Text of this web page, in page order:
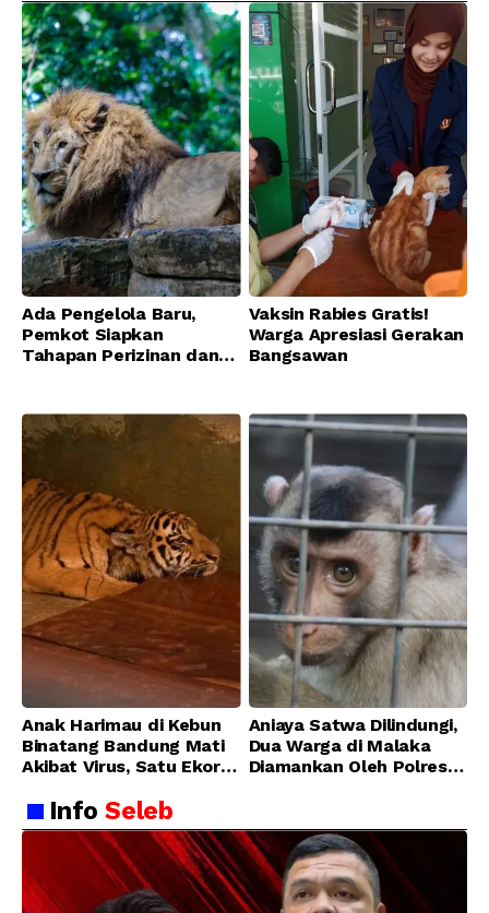
Ada Pengelola Baru,
Pemkot Siapkan
Tahapan Perizinan dan
Vaksin Rabies Gratis!
Warga Apresiasi Gerakan
Bangsawan
Anak Harimau di Kebun
Binatang Bandung Mati
Akibat Virus, Satu Ekor
Membaik
Aniaya Satwa Dilindungi,
Dua Warga di Malaka
Diamankan Oleh Polres
InfoSeleb